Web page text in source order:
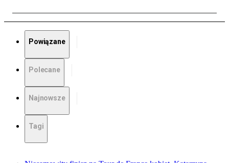
Powiązane
Polecane
Najnowsze
Tagi